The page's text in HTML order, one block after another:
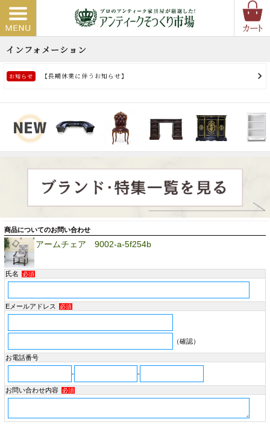
商品についてのお問い合わせ
アームチェア 9002-a-5f254b
氏名 必須
Eメールアドレス 必須
（確認）
お電話番号
- -
お問い合わせ内容 必須